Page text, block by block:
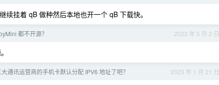
挂着 qB 做种然后本地也开一个 qB 下载快。
2023 年 5 月 2 日
都不开源？
2023 年 1 月 21 日
通讯运营商的手机卡默认分配 IPV6 地址了吧？